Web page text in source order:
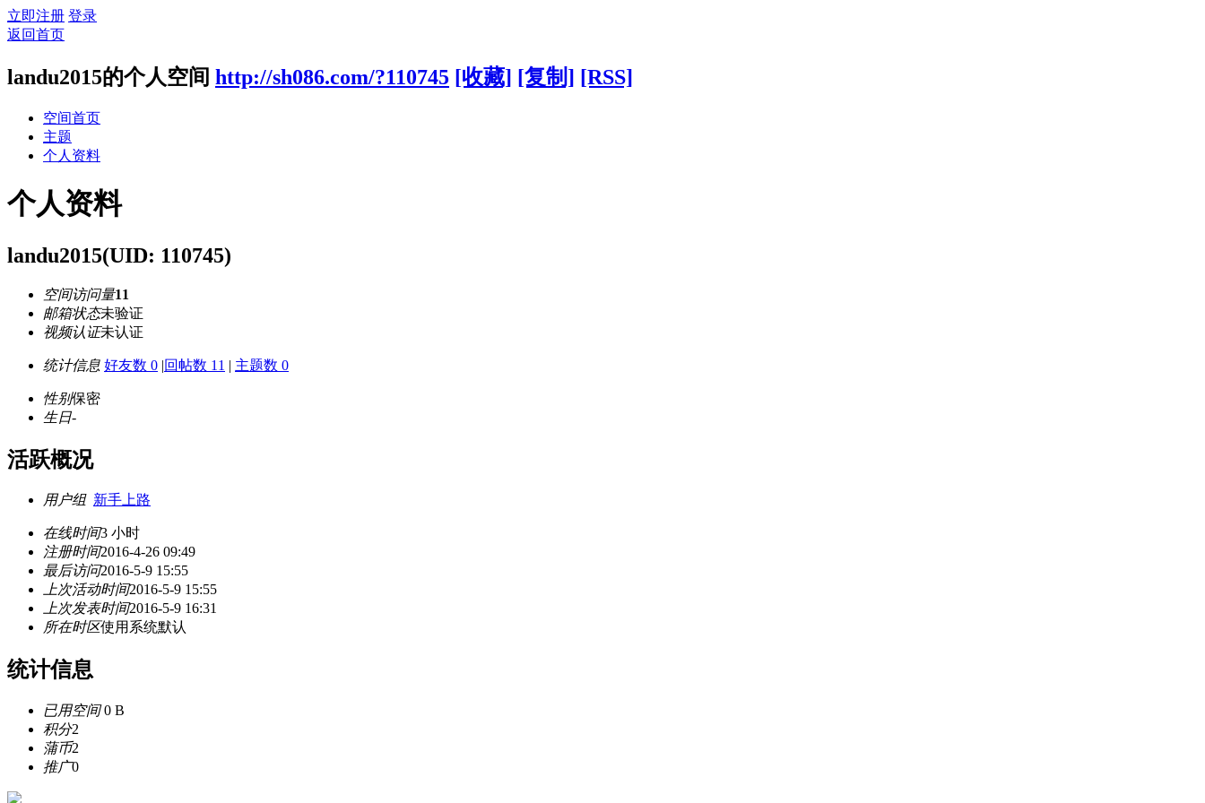
立即注册 登录
返回首页
landu2015的个人空间 http://sh086.com/?110745 [收藏] [复制] [RSS]
空间首页
主题
个人资料
个人资料
landu2015(UID: 110745)
空间访问量11
邮箱状态未验证
视频认证未认证
统计信息 好友数 0 |回帖数 11 | 主题数 0
性别保密
生日-
活跃概况
用户组 新手上路
在线时间3 小时
注册时间2016-4-26 09:49
最后访问2016-5-9 15:55
上次活动时间2016-5-9 15:55
上次发表时间2016-5-9 16:31
所在时区使用系统默认
统计信息
已用空间0 B
积分2
蒲币2
推广0